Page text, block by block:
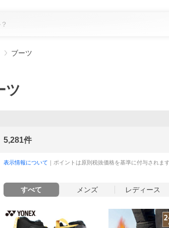
ブーツ
ツ
5,281件
表示情報について ｜ポイントは原則税抜価格を基準に付与され
すべて メンズ レディース